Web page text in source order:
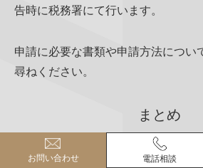
告時に税務署にて行います。
申請に必要な書類や申請方法につい
尋ねください。
まとめ
お問い合わせ 電話相談
お問い合わせ 電話相談